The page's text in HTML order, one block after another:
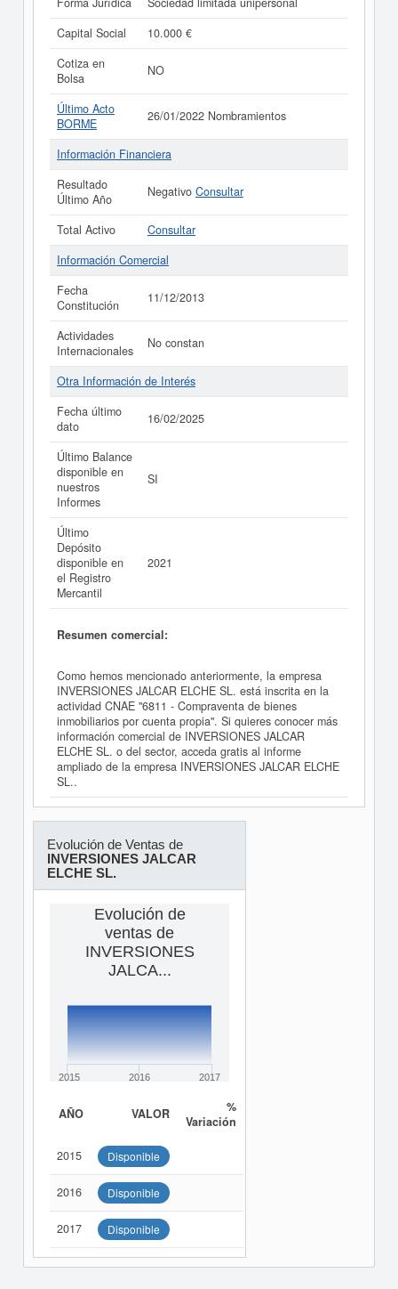
Capital Social
10.000 €
Cotiza en
Bolsa
NO
Último Acto
BORME
26/01/2022 Nombramientos
Información Financiera
Resultado
Último Año
Negativo Consultar
Total Activo
Consultar
Información Comercial
Fecha
Constitución
11/12/2013
Actividades
Internacionales
No constan
Otra Información de Interés
Fecha último
dato
16/02/2025
Último Balance
disponible en
nuestros
Informes
SI
Último
Depósito
disponible en
el Registro
Mercantil
2021
Resumen comercial:
Como hemos mencionado anteriormente, la empresa
INVERSIONES JALCAR ELCHE SL. está inscrita en la
actividad CNAE "6811 - Compraventa de bienes
inmobiliarios por cuenta propia". Si quieres conocer más
información comercial de INVERSIONES JALCAR
ELCHE SL. o del sector, acceda gratis al informe
ampliado de la empresa INVERSIONES JALCAR ELCHE
SL..
Evolución de Ventas de
INVERSIONES JALCAR
ELCHE SL.
Evolución de
ventas de
INVERSIONES
JALCA...
2015 2016 2017
AÑO VALOR
%
Variación
2015 Disponible
2016 Disponible
2017 Disponible